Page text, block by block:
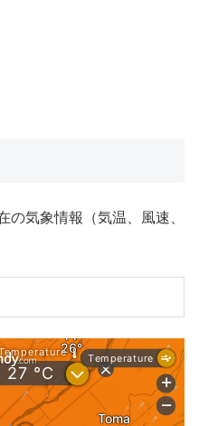
の気象情報（気温、風速、